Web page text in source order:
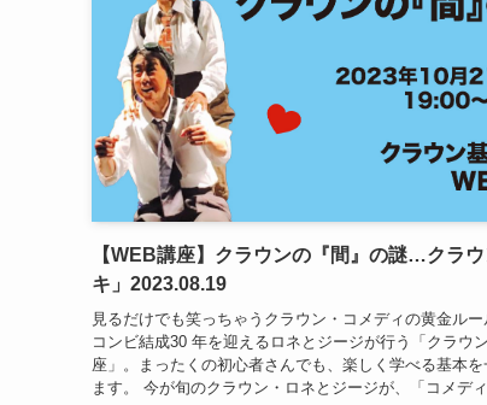
【WEB講座】クラウンの『間』の謎…クラ
キ」2023.08.19
見るだけでも笑っちゃうクラウン・コメディの黄金ルー
コンビ結成30 年を迎えるロネとジージが行う「クラウ
座」。まったくの初心者さんでも、楽しく学べる基本を
ます。 今が旬のクラウン・ロネとジージが、「コメディ